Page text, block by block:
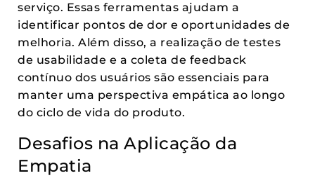
serviço. Essas ferramentas ajudam a
identificar pontos de dor e oportunidades de
melhoria. Além disso, a realização de testes
de usabilidade e a coleta de feedback
contínuo dos usuários são essenciais para
manter uma perspectiva empática ao longo
do ciclo de vida do produto.
Desafios na Aplicação da
Empatia